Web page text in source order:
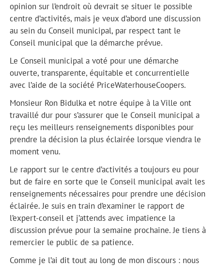
opinion sur l’endroit où devrait se situer le possible
centre d’activités, mais je veux d’abord une discussion
au sein du Conseil municipal, par respect tant le
Conseil municipal que la démarche prévue.
Le Conseil municipal a voté pour une démarche
ouverte, transparente, équitable et concurrentielle
avec l’aide de la société PriceWaterhouseCoopers.
Monsieur Ron Bidulka et notre équipe à la Ville ont
travaillé dur pour s’assurer que le Conseil municipal a
reçu les meilleurs renseignements disponibles pour
prendre la décision la plus éclairée lorsque viendra le
moment venu.
Le rapport sur le centre d’activités a toujours eu pour
but de faire en sorte que le Conseil municipal avait les
renseignements nécessaires pour prendre une décision
éclairée. Je suis en train d’examiner le rapport de
l’expert-conseil et j’attends avec impatience la
discussion prévue pour la semaine prochaine. Je tiens à
remercier le public de sa patience.
Comme je l’ai dit tout au long de mon discours : nous